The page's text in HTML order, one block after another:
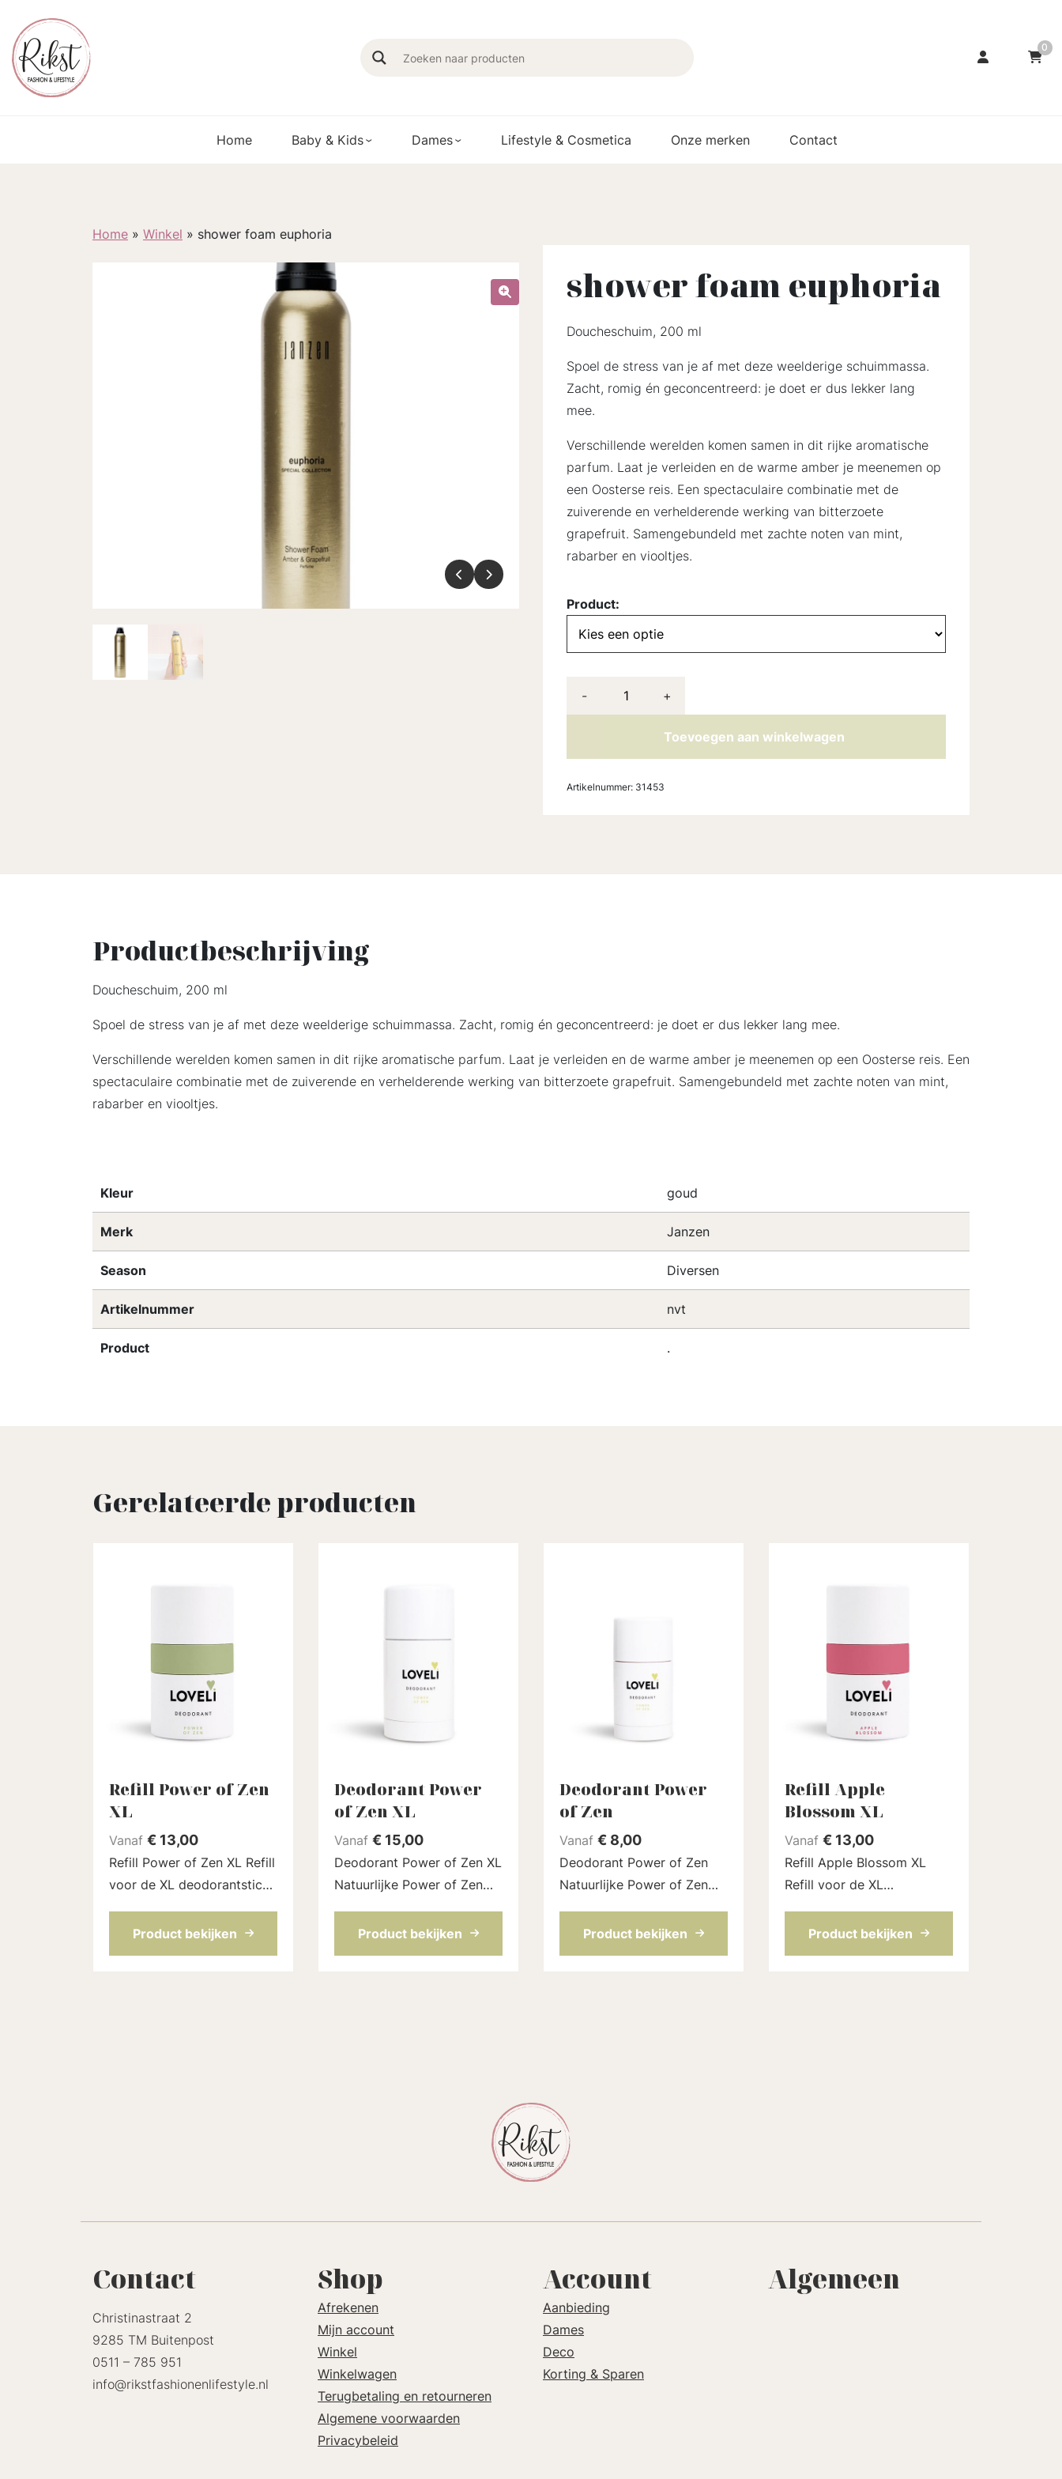
0
Home Baby & Kids Dames Lifestyle & Cosmetica Onze merken Contact
Home » Winkel » shower foam euphoria
shower foam euphoria
Doucheschuim, 200 ml
Spoel de stress van je af met deze weelderige schuimmassa.
Zacht, romig én geconcentreerd: je doet er dus lekker lang
mee.
Verschillende werelden komen samen in dit rijke aromatische
parfum. Laat je verleiden en de warme amber je meenemen op
een Oosterse reis. Een spectaculaire combinatie met de
zuiverende en verhelderende werking van bitterzoete
grapefruit. Samengebundeld met zachte noten van mint,
rabarber en viooltjes.
Product:
- +
Toevoegen aan winkelwagen
Artikelnummer: 31453
Productbeschrijving
Doucheschuim, 200 ml
Spoel de stress van je af met deze weelderige schuimmassa. Zacht, romig én geconcentreerd: je doet er dus lekker lang mee.
Verschillende werelden komen samen in dit rijke aromatische parfum. Laat je verleiden en de warme amber je meenemen op een Oosterse reis. Een
spectaculaire combinatie met de zuiverende en verhelderende werking van bitterzoete grapefruit. Samengebundeld met zachte noten van mint,
rabarber en viooltjes.
Kleur goud
Merk Janzen
Season Diversen
Artikelnummer nvt
Product .
Gerelateerde producten
Refill Power of Zen
XL
Vanaf €13,00
Refill Power of Zen XL Refill
voor de XL deodorantstick
geur van rozen en lavendel
Product bekijken
Deodorant Power
of Zen XL
Vanaf €15,00
Deodorant Power of Zen XL
Natuurlijke Power of Zen
aluminium, die echt werkt.
Product bekijken
Deodorant Power
of Zen
Vanaf €8,00
Deodorant Power of Zen
Natuurlijke Power of Zen
aluminium, die echt werkt.
Product bekijken
Refill Apple
Blossom XL
Vanaf €13,00
Refill Apple Blossom XL
Refill voor de XL
Loveli. Met een zacht zoete
Product bekijken
Contact
Christinastraat 2
9285 TM Buitenpost
0511 – 785 951
info@rikstfashionenlifestyle.nl
Shop
Afrekenen
Mijn account
Winkel
Winkelwagen
Terugbetaling en retourneren
Algemene voorwaarden
Privacybeleid
Account
Aanbieding
Dames
Deco
Korting & Sparen
Algemeen